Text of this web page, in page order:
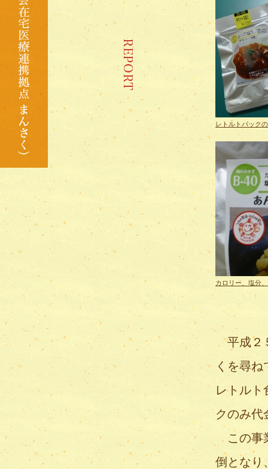
レトルトパック
カロリー、塩分
平成２
くを尋
レトル
クのみ代
この事
倒となり